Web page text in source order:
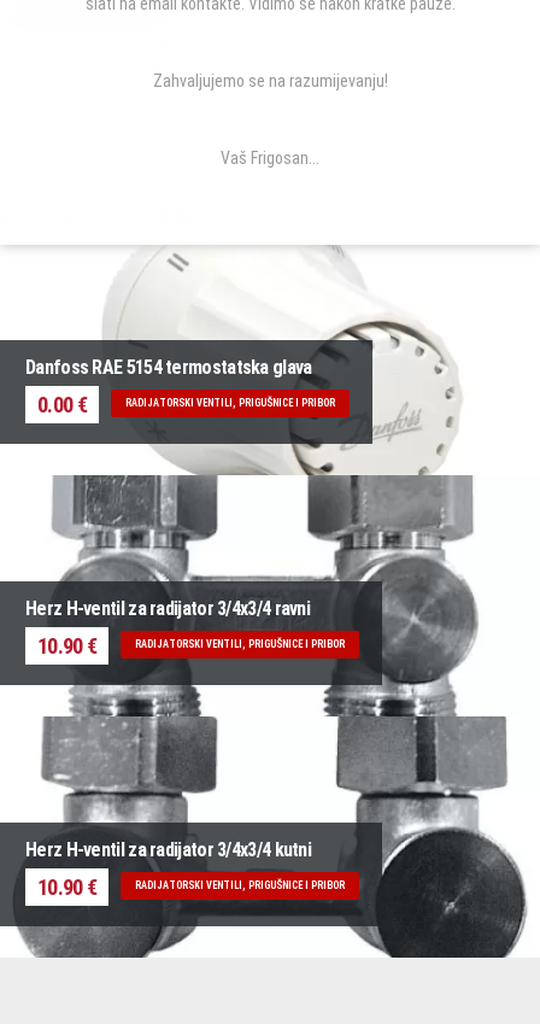
dostava
Danfoss RAE 5154 termostatska glava
0.00 € RADIJATORSKI VENTILI, PRIGUŠNICE I PRIBOR
Herz H-ventil za radijator 3/4x3/4 ravni
10.90 € RADIJATORSKI VENTILI, PRIGUŠNICE I PRIBOR
Herz H-ventil za radijator 3/4x3/4 kutni
10.90 € RADIJATORSKI VENTILI, PRIGUŠNICE I PRIBOR
Zahvaljujemo se na razumijevanju!
Vaš Frigosan...